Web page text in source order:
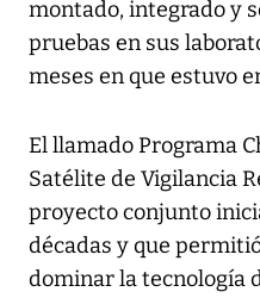
montado, integrado y
pruebas en sus
meses en que estuvo
El llamado Programa
Satélite de Vigilancia
proyecto conjunto
décadas y que
dominar la tecnología